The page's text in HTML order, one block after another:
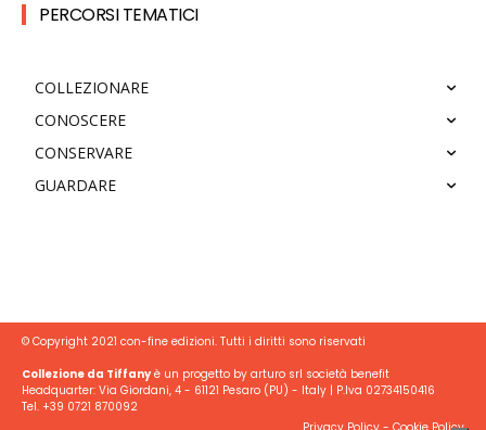
PERCORSI TEMATICI
COLLEZIONARE
CONOSCERE
CONSERVARE
GUARDARE
© Copyright 2021 con-fine edizioni. Tutti i diritti sono riservati
Collezione da Tiffanyè un progetto by arturo srl società benefit
Headquarter: Via Giordani, 4 - 61121 Pesaro (PU) - Italy | P.Iva 02734150416
Tel. +39 0721 870092